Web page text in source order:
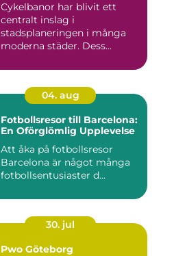
Cykelbanor har blivit ett
centralt inslag i
stadsplaneringen i många
moderna städer. Dess...
04. aug
Fotbollsresor till Barcelona:
En Oförglömlig Upplevelse
Att åka på fotbollsresor
Barcelona är något många
fotbollsentusiaster d...
30. jul
Pwo Göteborg